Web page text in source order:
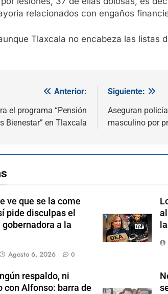
relacionados con engaños
Tlaxcala no encabeza las listas
Anterior:
el programa “Pensión
Bienestar” en Tlaxcala
Siguiente:
Aseguran
masculino por
ve que se la come
pide disculpas el
a la
Agosto 6, 2026 0
respaldo, ni
con Alfonso: barra de